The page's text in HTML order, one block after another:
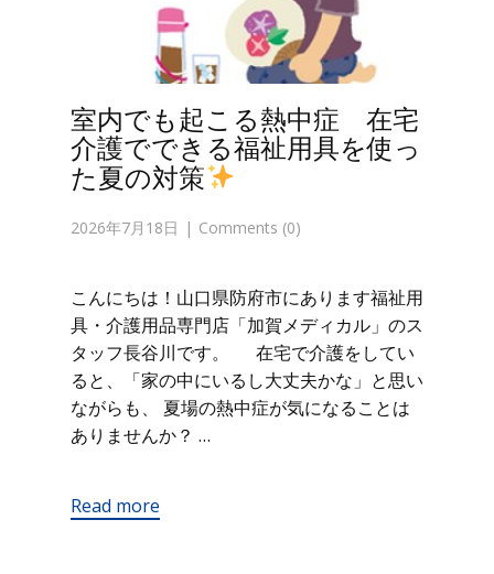
室内でも起こる熱中症 在宅
介護でできる福祉用具を使っ
た夏の対策
2026年7月18日 Comments (0)
こんにちは！山口県防府市にあります福祉用
具・介護用品専門店「加賀メディカル」のス
タッフ長谷川です。 在宅で介護をしてい
ると、「家の中にいるし大丈夫かな」と思い
ながらも、 夏場の熱中症が気になることは
ありませんか？ …
Read more